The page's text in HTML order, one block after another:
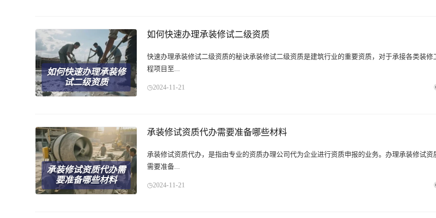
如何快速办理承装修
试二级资质
如何快速办理承装修试二级资质
快速办理承装修试二级资质的秘诀承装修试二级资质是建筑行业的重要资质，对于承接各类装修
程项目至...
2024-11-21
承装修试资质代办需
要准备哪些材料
承装修试资质代办需要准备哪些材料
承装修试资质代办，是指由专业的资质办理公司代为企业进行资质申报的业务。办理承装修试资
需要准备...
2024-11-21